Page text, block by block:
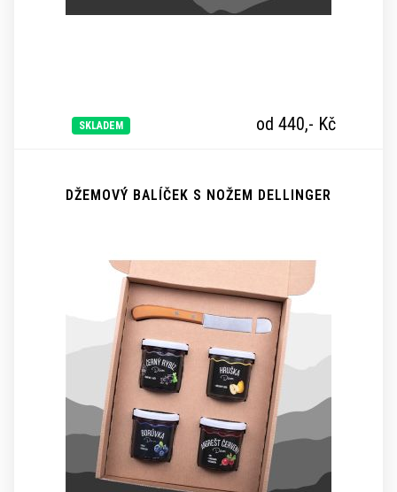
SKLADEM od 440,- Kč
DŽEMOVÝ BALÍČEK S NOŽEM DELLINGER